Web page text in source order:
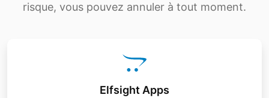
risque, vous pouvez annuler à tout moment.
Elfsight Apps